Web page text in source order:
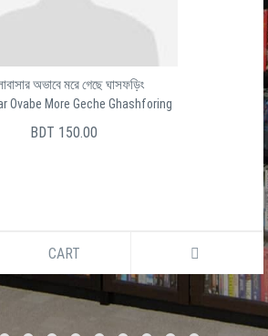
অভাবে মরে গেছে ঘাসফড়িং
Ovabe More Geche Ghashforing
BDT 150.00
CART